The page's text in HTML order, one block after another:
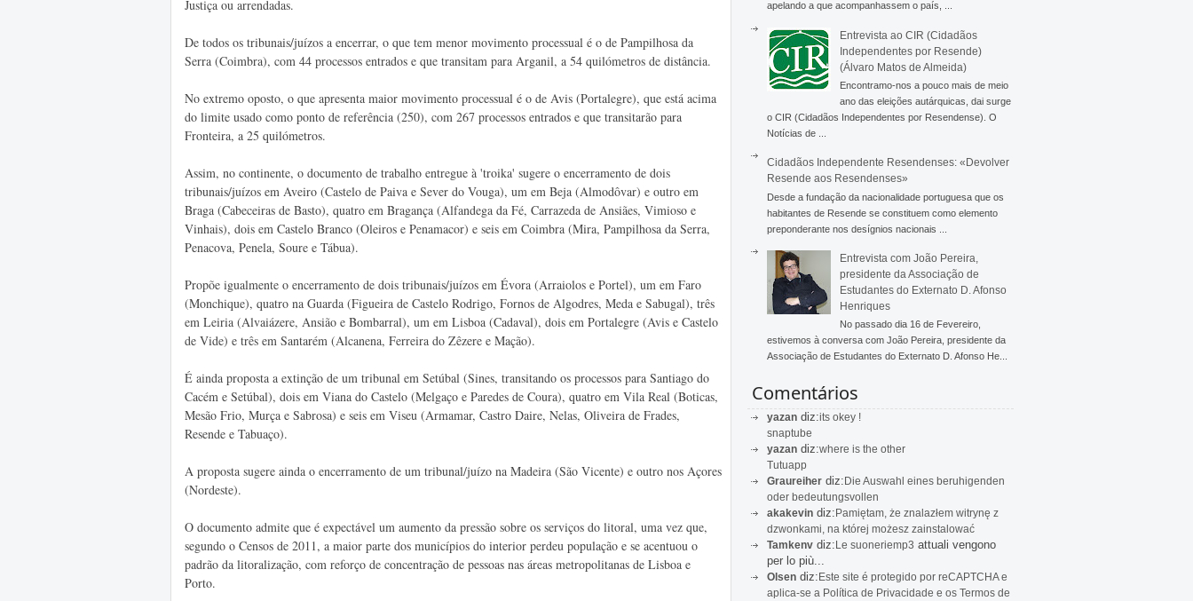
Justiça ou arrendadas.
De todos os tribunais/juízos a encerrar, o que tem menor movimento processual é o de Pampilhosa da
Serra (Coimbra), com 44 processos entrados e que transitam para Arganil, a 54 quilómetros de distância.
No extremo oposto, o que apresenta maior movimento processual é o de Avis (Portalegre), que está acima
do limite usado como ponto de referência (250), com 267 processos entrados e que transitarão para
Fronteira, a 25 quilómetros.
Assim, no continente, o documento de trabalho entregue à 'troika' sugere o encerramento de dois
tribunais/juízos em Aveiro (Castelo de Paiva e Sever do Vouga), um em Beja (Almodôvar) e outro em
Braga (Cabeceiras de Basto), quatro em Bragança (Alfandega da Fé, Carrazeda de Ansiães, Vimioso e
Vinhais), dois em Castelo Branco (Oleiros e Penamacor) e seis em Coimbra (Mira, Pampilhosa da Serra,
Penacova, Penela, Soure e Tábua).
Propõe igualmente o encerramento de dois tribunais/juízos em Évora (Arraiolos e Portel), um em Faro
(Monchique), quatro na Guarda (Figueira de Castelo Rodrigo, Fornos de Algodres, Meda e Sabugal), três
em Leiria (Alvaiázere, Ansião e Bombarral), um em Lisboa (Cadaval), dois em Portalegre (Avis e Castelo
de Vide) e três em Santarém (Alcanena, Ferreira do Zêzere e Mação).
É ainda proposta a extinção de um tribunal em Setúbal (Sines, transitando os processos para Santiago do
Cacém e Setúbal), dois em Viana do Castelo (Melgaço e Paredes de Coura), quatro em Vila Real (Boticas,
Mesão Frio, Murça e Sabrosa) e seis em Viseu (Armamar, Castro Daire, Nelas, Oliveira de Frades,
Resende e Tabuaço).
A proposta sugere ainda o encerramento de um tribunal/juízo na Madeira (São Vicente) e outro nos Açores
(Nordeste).
O documento admite que é expectável um aumento da pressão sobre os serviços do litoral, uma vez que,
segundo o Censos de 2011, a maior parte dos municípios do interior perdeu população e se acentuou o
padrão da litoralização, com reforço de concentração de pessoas nas áreas metropolitanas de Lisboa e
Porto.
apelando a que acompanhassem o país, ...
Entrevista ao CIR (Cidadãos
Independentes por Resende)
(Álvaro Matos de Almeida)
Encontramo-nos a pouco mais de meio
ano das eleições autárquicas, dai surge
o CIR (Cidadãos Independentes por Resendense). O
Notícias de ...
Cidadãos Independente Resendenses: «Devolver
Resende aos Resendenses»
Desde a fundação da nacionalidade portuguesa que os
habitantes de Resende se constituem como elemento
preponderante nos desígnios nacionais ...
Entrevista com João Pereira,
presidente da Associação de
Estudantes do Externato D. Afonso
Henriques
No passado dia 16 de Fevereiro,
estivemos à conversa com João Pereira, presidente da
Associação de Estudantes do Externato D. Afonso He...
Comentários
yazan diz:its okey !
snaptube
yazan diz:where is the other
Tutuapp
Graureiher diz:Die Auswahl eines beruhigenden
oder bedeutungsvollen
akakevin diz:Pamiętam, że znalazłem witrynę z
dzwonkami, na której możesz zainstalować
Tamkenv diz:Le suoneriemp3 attuali vengono
per lo più...
Olsen diz:Este site é protegido por reCAPTCHA e
aplica-se a Política de Privacidade e os Termos de